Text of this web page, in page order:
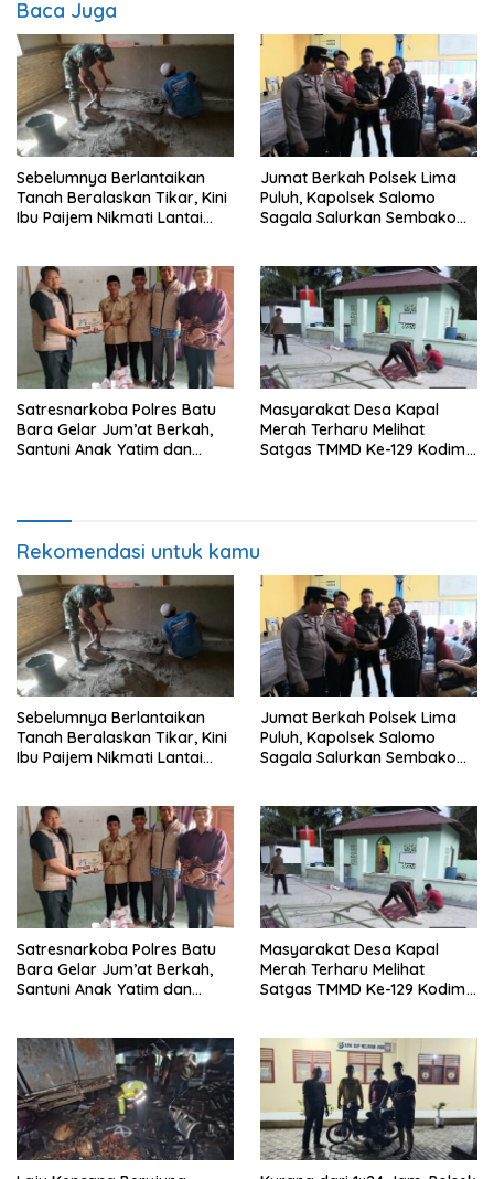
Baca Juga
Sebelumnya Berlantaikan
Tanah Beralaskan Tikar, Kini
Ibu Paijem Nikmati Lantai
0208/Asahan
Jumat Berkah Polsek Lima
Puluh, Kapolsek Salomo
Sagala Salurkan Sembako
Satresnarkoba Polres Batu
Bara Gelar Jum’at Berkah,
Santuni Anak Yatim dan
Masyarakat Desa Kapal
Merah Terharu Melihat
Satgas TMMD Ke-129 Kodim
Rekomendasi untuk kamu
Sebelumnya Berlantaikan
Tanah Beralaskan Tikar, Kini
Ibu Paijem Nikmati Lantai
0208/Asahan
Jumat Berkah Polsek Lima
Puluh, Kapolsek Salomo
Sagala Salurkan Sembako
Satresnarkoba Polres Batu
Bara Gelar Jum’at Berkah,
Santuni Anak Yatim dan
Masyarakat Desa Kapal
Merah Terharu Melihat
Satgas TMMD Ke-129 Kodim
Mushollah Al Maghribi